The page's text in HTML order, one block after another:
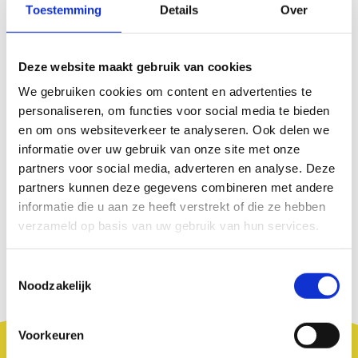
Toestemming Details Over
Deze website maakt gebruik van cookies
We gebruiken cookies om content en advertenties te
personaliseren, om functies voor social media te bieden
en om ons websiteverkeer te analyseren. Ook delen we
informatie over uw gebruik van onze site met onze
partners voor social media, adverteren en analyse. Deze
partners kunnen deze gegevens combineren met andere
informatie die u aan ze heeft verstrekt of die ze hebben
verzameld op basis van uw gebruik van hun services.
Noodzakelijk
Voorkeuren